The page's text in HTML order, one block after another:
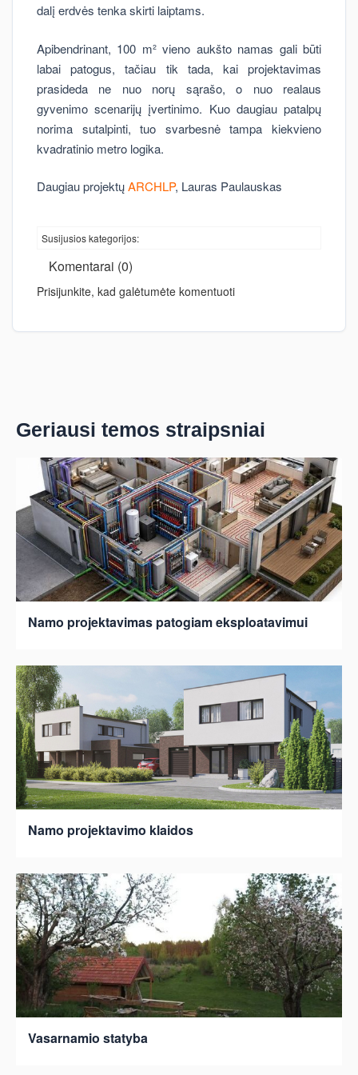
dalį erdvės tenka skirti laiptams.
Apibendrinant, 100 m² vieno aukšto namas gali būti
labai patogus, tačiau tik tada, kai projektavimas
prasideda ne nuo norų sąrašo, o nuo realaus
gyvenimo scenarijų įvertinimo. Kuo daugiau patalpų
norima sutalpinti, tuo svarbesnė tampa kiekvieno
kvadratinio metro logika.
Daugiau projektųARCHLP, Lauras Paulauskas
Susijusios kategorijos:
Komentarai (0)
Prisijunkite, kad galėtumėte komentuoti
Geriausi temos straipsniai
Namo projektavimas patogiam eksploatavimui
Namo projektavimo klaidos
Vasarnamio statyba